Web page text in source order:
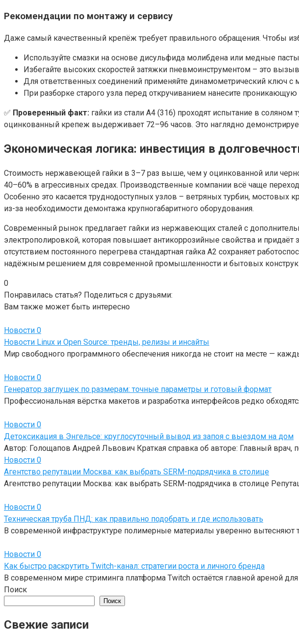
Рекомендации по монтажу и сервису
Даже самый качественный крепёж требует правильного обращения. Чтобы
Используйте смазки на основе дисульфида молибдена или медные
Избегайте высоких скоростей затяжки пневмоинструментом – это
Для ответственных соединений применяйте динамометрический ключ
При разборке старого узла перед откручиванием нанесите
✅ Проверенный факт: гайки из стали A4 (316) проходят испытание в
оцинкованный крепеж выдерживает 72–96 часов. Это наглядно
Экономическая логика: инвестиция в
Стоимость нержавеющей гайки в 3–7 раз выше, чем у оцинкованной или
40–60% в агрессивных средах. Производственные компании всё чаще
Особенно это касается труднодоступных узлов – ветряных турбин,
из-за необходимости демонтажа крупногабаритного оборудования.
Современный рынок предлагает гайки из нержавеющих сталей с
электрополировкой, которая повышает антикоррозийные свойства и
отсутствием постоянного перегрева стандартная гайка A2 сохраняет
надёжным решением для современной промышленности и бытовых
0
Понравилась статья? Поделиться с друзьями:
Вам также может быть интересно
Новости 0
Новости Linux и Open Source: тренды, релизы и инсайты
Мир свободного программного обеспечения никогда не стоит на месте —
Новости 0
Генератор заглушек по размерам: точные параметры и готовый формат
Профессиональная вёрстка макетов и разработка интерфейсов редко
Новости 0
Детоксикация в Энгельсе: круглосуточный вывод из запоя с выездом на дом
Автор: Голощапов Андрей Львович Краткая справка об авторе: Главный врач,
Новости 0
Агентство репутации Москва: как выбрать SERM-подрядчика в столице
Агентство репутации Москва: как выбрать SERM-подрядчика в столице
Новости 0
Техническая труба ПНД: как правильно подобрать и где использовать
В современной инфраструктуре полимерные материалы уверенно
Новости 0
Как быстро раскрутить Twitch-канал: стратегии роста и личного бренда
В современном мире стриминга платформа Twitch остаётся главной ареной
Поиск
Поиск
Свежие записи